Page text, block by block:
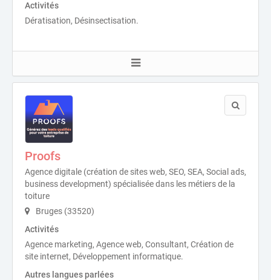
Activités
Dératisation, Désinsectisation.
Proofs
Agence digitale (création de sites web, SEO, SEA, Social ads,
business development) spécialisée dans les métiers de la
toiture
Bruges (33520)
Activités
Agence marketing, Agence web, Consultant, Création de
site internet, Développement informatique.
Autres langues parlées